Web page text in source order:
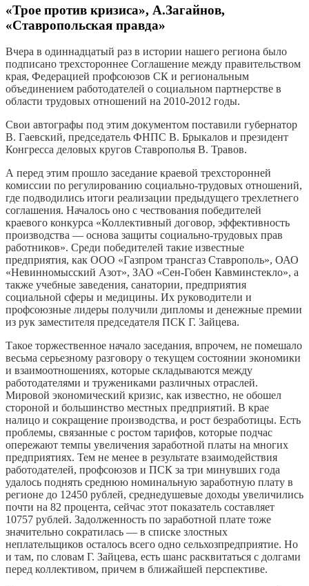
«Трое против кризиса», А.Загайнов,
«Ставропольская правда»
Вчера в одиннадцатый раз в истории нашего региона было
подписано трехстороннее Соглашение между правительством
края, Федерацией профсоюзов СК и региональным
объединением работодателей о социальном партнерстве в
области трудовых отношений на 2010-2012 годы.
Свои автографы под этим документом поставили губернатор
В. Гаевский, председатель ФНПС В. Брыкалов и президент
Конгресса деловых кругов Ставрополья В. Травов.
А перед этим прошло заседание краевой трехсторонней
комиссии по регулированию социально-трудовых отношений,
где подводились итоги реализации предыдущего трехлетнего
соглашения. Началось оно с чествования победителей
краевого конкурса «Коллективный договор, эффективность
производства — основа защиты социально-трудовых прав
работников». Среди победителей такие известные
предприятия, как ООО «Газпром трансгаз Ставрополь», ОАО
«Невинномысский Азот», ЗАО «Сен-Гобен Кавминстекло», а
также учебные заведения, санатории, предприятия
социальной сферы и медицины. Их руководители и
профсоюзные лидеры получили дипломы и денежные премии
из рук заместителя председателя ПСК Г. Зайцева.
Такое торжественное начало заседания, впрочем, не помешало
весьма серьезному разговору о текущем состоянии экономики
и взаимоотношениях, которые складываются между
работодателями и тружениками различных отраслей.
Мировой экономический кризис, как известно, не обошел
стороной и большинство местных предприятий. В крае
налицо и сокращение производства, и рост безработицы. Есть
проблемы, связанные с ростом тарифов, которые подчас
опережают темпы увеличения заработной платы на многих
предприятиях. Тем не менее в результате взаимодействия
работодателей, профсоюзов и ПСК за три минувших года
удалось поднять среднюю номинальную заработную плату в
регионе до 12450 рублей, среднедушевые доходы увеличились
почти на 82 процента, сейчас этот показатель составляет
10757 рублей. Задолженность по заработной плате тоже
значительно сократилась — в списке злостных
неплательщиков осталось всего одно сельхозпредприятие. Но
и там, по словам Г. Зайцева, есть шанс расквитаться с долгами
перед коллективом, причем в ближайшей перспективе.